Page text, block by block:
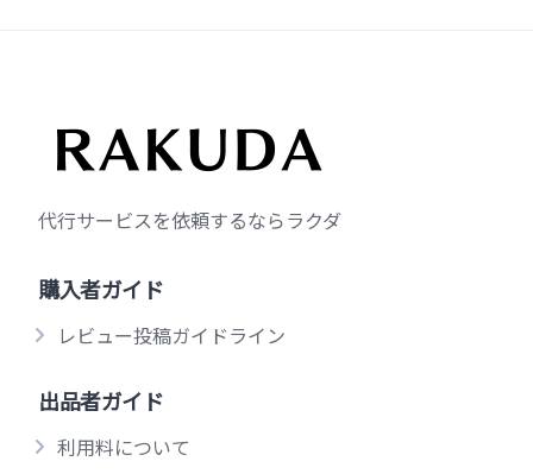
代行サービスを依頼するならラクダ
購入者ガイド
レビュー投稿ガイドライン
出品者ガイド
利用料について